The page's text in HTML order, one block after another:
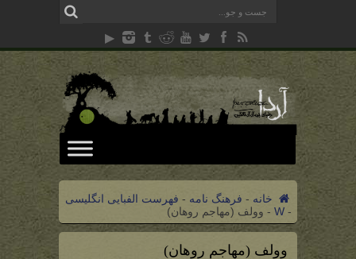
خانه - فرهنگ نامه - فهرست الفبایی انگلیسی
-
W
- وولف (مهاجم روهان)
وولف (مهاجم روهان)